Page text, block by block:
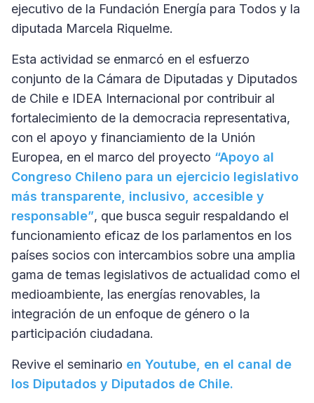
ejecutivo de la Fundación Energía para Todos y la
diputada Marcela Riquelme.
Esta actividad se enmarcó en el esfuerzo
conjunto de la Cámara de Diputadas y Diputados
de Chile e IDEA Internacional por contribuir al
fortalecimiento de la democracia representativa,
con el apoyo y financiamiento de la Unión
Europea, en el marco del proyecto “Apoyo al
Congreso Chileno para un ejercicio legislativo
más transparente, inclusivo, accesible y
responsable”, que busca seguir respaldando el
funcionamiento eficaz de los parlamentos en los
países socios con intercambios sobre una amplia
gama de temas legislativos de actualidad como el
medioambiente, las energías renovables, la
integración de un enfoque de género o la
participación ciudadana.
Revive el seminario en Youtube, en el canal de
los Diputados y Diputados de Chile.